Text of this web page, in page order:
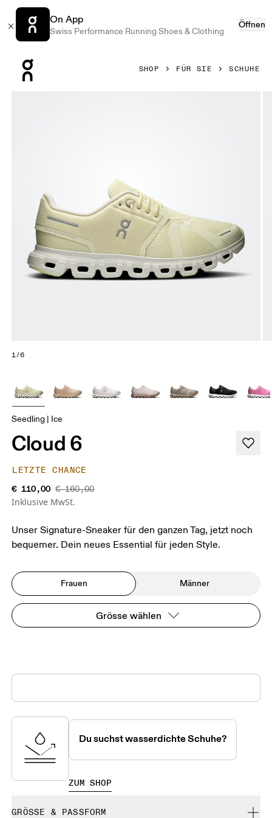
On App
Swiss Performance Running Shoes & Clothing
Öffnen
SHOP FÜR SIE SCHUHE
1/6
Seedling | Ice
Cloud 6
LETZTE CHANCE
€ 110,00 € 160,00
Inklusive MwSt.
Unser Signature-Sneaker für den ganzen Tag, jetzt noch
bequemer. Dein neues Essential für jeden Style.
Frauen Männer
Grösse wählen
Du suchst wasserdichte Schuhe?
ZUM SHOP
GRÖSSE & PASSFORM